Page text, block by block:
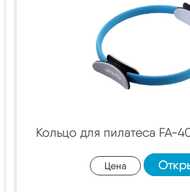
Кольцо для пилатеса FA-
Цена